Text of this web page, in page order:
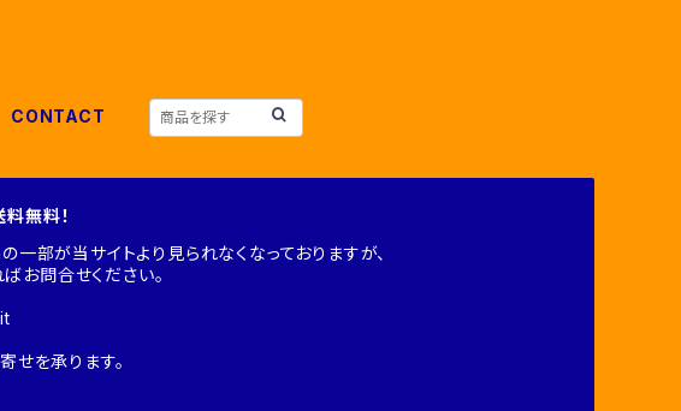
CONTACT
無料！
部が当サイトより見られなくなっておりますが、
お問合せください。
せを承ります。